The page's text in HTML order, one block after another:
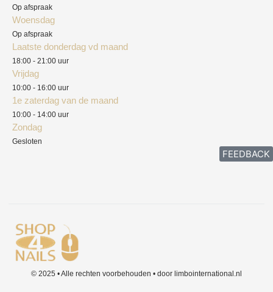
Op afspraak
Woensdag
Op afspraak
Laatste donderdag vd maand
18:00 - 21:00 uur
Vrijdag
10:00 - 16:00 uur
1e zaterdag van de maand
10:00 - 14:00 uur
Zondag
Gesloten
© 2025 • Alle rechten voorbehouden • door limbointernational.nl
FEEDBACK